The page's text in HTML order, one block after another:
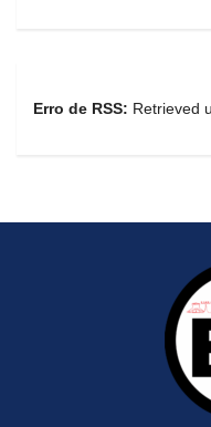
Erro de RSS: Retrieved